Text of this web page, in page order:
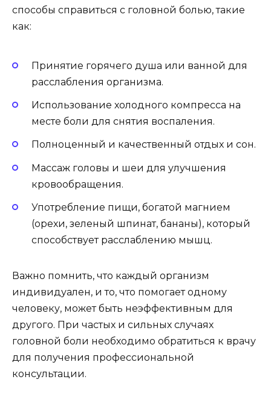
способы справиться с головной болью, такие
как:
Принятие горячего душа или ванной для
расслабления организма.
Использование холодного компресса на
месте боли для снятия воспаления.
Полноценный и качественный отдых и сон.
Массаж головы и шеи для улучшения
кровообращения.
Употребление пищи, богатой магнием
(орехи, зеленый шпинат, бананы), который
способствует расслаблению мышц.
Важно помнить, что каждый организм
индивидуален, и то, что помогает одному
человеку, может быть неэффективным для
другого. При частых и сильных случаях
головной боли необходимо обратиться к врачу
для получения профессиональной
консультации.